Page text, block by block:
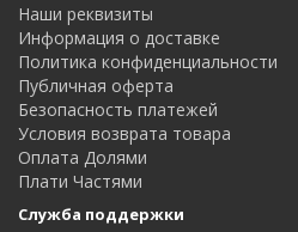
Наши реквизиты
Информация о доставке
Политика конфиденциальности
Публичная оферта
Безопасность платежей
Условия возврата товара
Оплата Долями
Плати Частями
Служба поддержки